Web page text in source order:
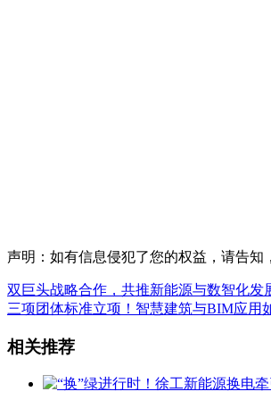
声明：如有信息侵犯了您的权益，请告知
双巨头战略合作，共推新能源与数智化发
三项团体标准立项！智慧建筑与BIM应用
相关推荐